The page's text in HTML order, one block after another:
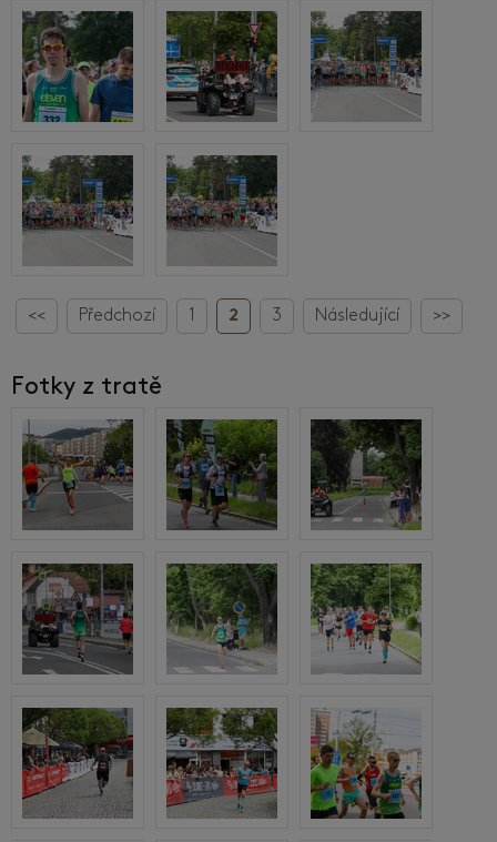
<< Předchozí 1 2 3 Následující >>
Fotky z tratě